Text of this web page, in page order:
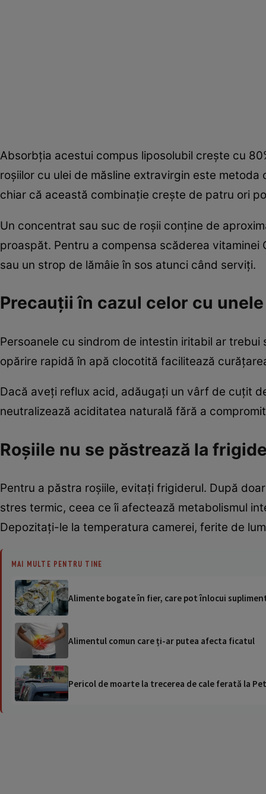
Absorbția acestui compus liposolubil crește cu
roșiilor cu ulei de măsline extravirgin este
chiar că această combinație crește de patru ori
Un concentrat sau suc de roşii conține de
proaspăt. Pentru a compensa scăderea
sau un strop de lămâie în sos atunci când serviți.
Precauţii în cazul celor cu
Persoanele cu sindrom de intestin iritabil ar
opărire rapidă în apă clocotită facilitează
Dacă aveți reflux acid, adăugați un vârf de cuțit
neutralizează aciditatea naturală fără a
Roşiile nu se păstrează la
Pentru a păstra roșiile, evitați frigiderul. După
stres termic, ceea ce îi afectează metabolismul
Depozitați-le la temperatura camerei, ferite de
MAI MULTE PENTRU TINE
Alimente bogate în fier, care pot înlocui
Alimentul comun care ți-ar putea afecta ficatul
Pericol de moarte la trecerea de cale ferată la